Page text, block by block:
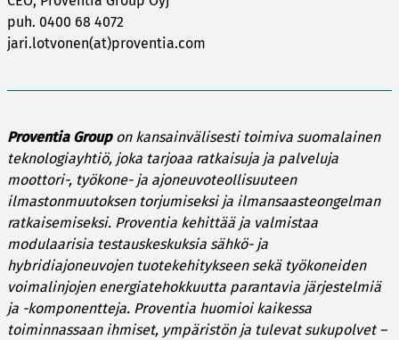
puh. 0400 68 4072
jari.lotvonen(at)proventia.com
Proventia Groupon kansainvälisesti toimiva suomalainen
teknologiayhtiö, joka tarjoaa ratkaisuja ja palveluja
moottori-, työkone- ja ajoneuvoteollisuuteen
ilmastonmuutoksen torjumiseksi ja ilmansaasteongelman
ratkaisemiseksi. Proventia kehittää ja valmistaa
modulaarisia testauskeskuksia sähkö- ja
hybridiajoneuvojen tuotekehitykseen sekä työkoneiden
voimalinjojen energiatehokkuutta parantavia järjestelmiä
ja -komponentteja. Proventia huomioi kaikessa
toiminnassaan ihmiset, ympäristön ja tulevat sukupolvet –